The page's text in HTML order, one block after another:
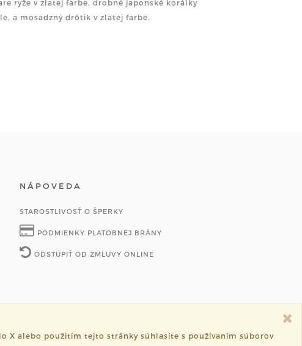
ryže v zlatej farbe, drobné japonské korálky
a mosadzný drôtik v zlatej farbe.
NÁPOVEDA
STAROSTLIVOSŤ O ŠPERKY
PODMIENKY PLATOBNEJ BRÁNY
ODSTÚPIŤ OD ZMLUVY ONLINE
Vytvorené systémomsashe.sk
X alebo použitím tejto stránky súhlasíte s používaním súborov